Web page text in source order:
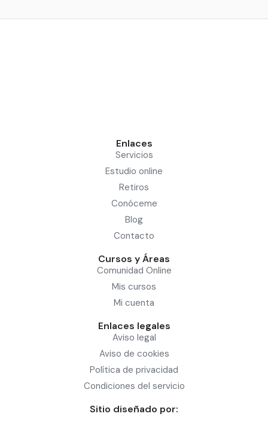
Enlaces
Servicios
Estudio online
Retiros
Conóceme
Blog
Contacto
Cursos y Áreas
Comunidad Online
Mis cursos
Mi cuenta
Enlaces legales
Aviso legal
Aviso de cookies
Política de privacidad
Condiciones del servicio
Sitio diseñado por: